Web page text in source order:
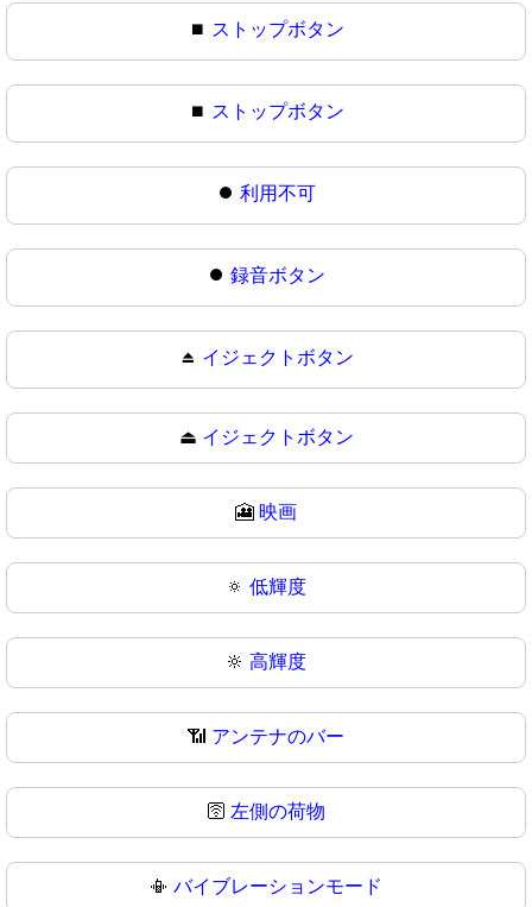
⏹️ ストップボタン
⏹ ストップボタン
⏺️ 利用不可
⏺ 録音ボタン
⏏️ イジェクトボタン
⏏ イジェクトボタン
🎦 映画
🔅 低輝度
🔆 高輝度
📶 アンテナのバー
🛜 左側の荷物
📳 バイブレーションモード